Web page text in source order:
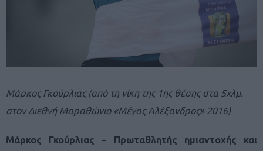
Μάρκος Γκούρλιας (από τη νίκη της 1ης θέσης στα 5χλμ.
στον Διεθνή Μαραθώνιο «Μέγας Αλέξανδρος» 2016)
Μάρκος Γκούρλιας – Πρωταθλητής ημιαντοχής και